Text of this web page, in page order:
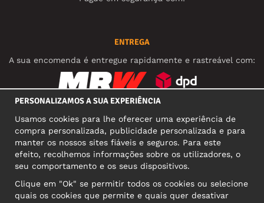
ENTREGA
A sua encomenda é entregue rapidamente e rastreável com:
MORADA COMERCIAL
Narva mnt 5, EE-10117 Tallinn
Reg: 12356245
PERSONALIZAMOS A SUA EXPERIÊNCIA
Usamos cookies para lhe oferecer uma experiência de
compra personalizada, publicidade personalizada e para
manter os nossos sites fiáveis e seguros. Para este
efeito, recolhemos informações sobre os utilizadores, o
seu comportamento e os seus dispositivos.
Clique em "Ok" se permitir todos os cookies ou selecione
quais os cookies que permite e quais quer desativar